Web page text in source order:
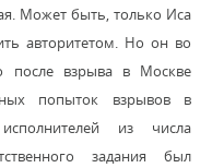
Может быть, только Иса
авторитетом. Но он во
после взрыва в Москве
попыток взрывов в
из числа
задания был